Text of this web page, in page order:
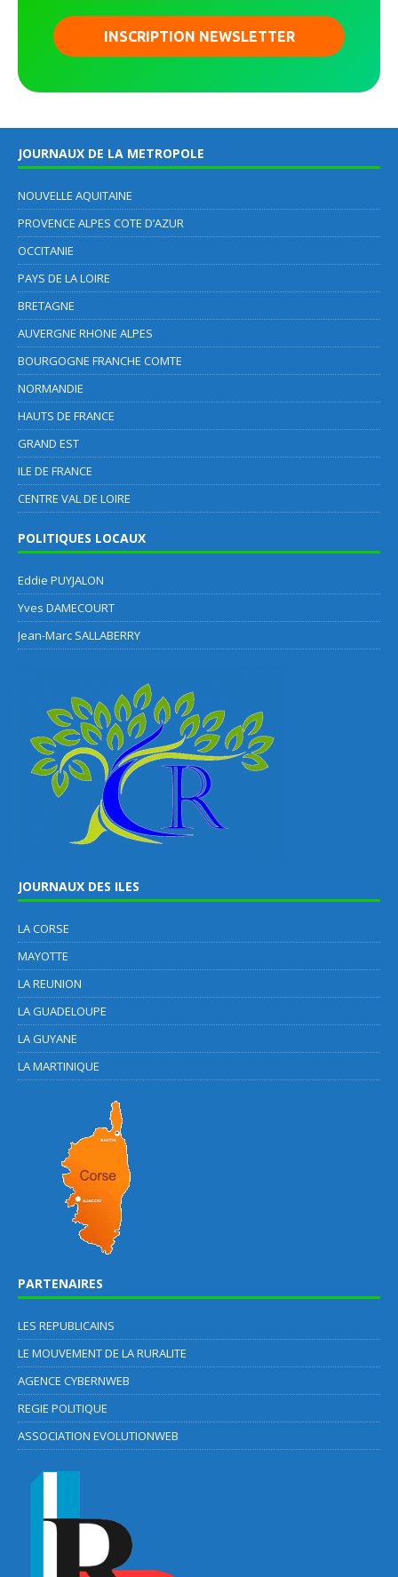
JOURNAUX DE LA METROPOLE
NOUVELLE AQUITAINE
PROVENCE ALPES COTE D’AZUR
OCCITANIE
PAYS DE LA LOIRE
BRETAGNE
AUVERGNE RHONE ALPES
BOURGOGNE FRANCHE COMTE
NORMANDIE
HAUTS DE FRANCE
GRAND EST
ILE DE FRANCE
CENTRE VAL DE LOIRE
POLITIQUES LOCAUX
Eddie PUYJALON
Yves DAMECOURT
Jean-Marc SALLABERRY
JOURNAUX DES ILES
LA CORSE
MAYOTTE
LA REUNION
LA GUADELOUPE
LA GUYANE
LA MARTINIQUE
PARTENAIRES
LES REPUBLICAINS
LE MOUVEMENT DE LA RURALITE
AGENCE CYBERNWEB
REGIE POLITIQUE
ASSOCIATION EVOLUTIONWEB